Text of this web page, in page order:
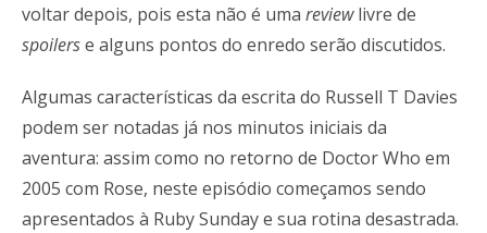
voltar depois, pois esta não é uma reviewlivre de
spoilerse alguns pontos do enredo serão discutidos.
Algumas características da escrita do Russell T Davies
podem ser notadas já nos minutos iniciais da
aventura: assim como no retorno de Doctor Who em
2005 com Rose, neste episódio começamos sendo
apresentados à Ruby Sunday e sua rotina desastrada.